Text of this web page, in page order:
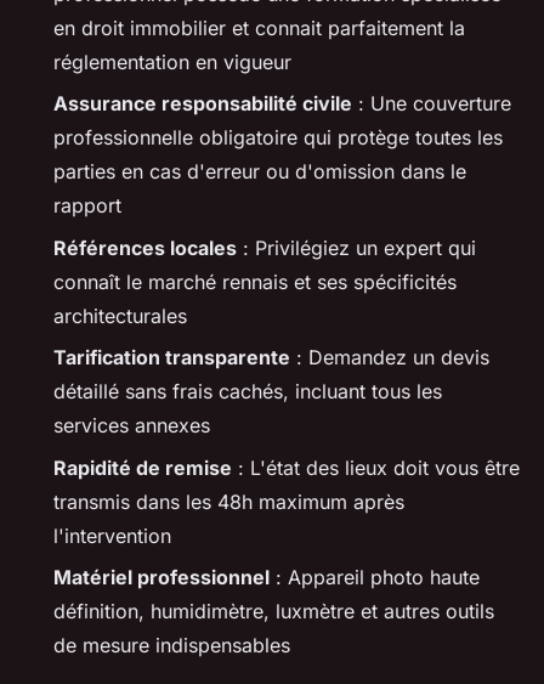
en droit immobilier et connait parfaitement la
réglementation en vigueur
Assurance responsabilité civile : Une couverture
professionnelle obligatoire qui protège toutes les
parties en cas d'erreur ou d'omission dans le
rapport
Références locales : Privilégiez un expert qui
connaît le marché rennais et ses spécificités
architecturales
Tarification transparente : Demandez un devis
détaillé sans frais cachés, incluant tous les
services annexes
Rapidité de remise : L'état des lieux doit vous être
transmis dans les 48h maximum après
l'intervention
Matériel professionnel : Appareil photo haute
définition, humidimètre, luxmètre et autres outils
de mesure indispensables